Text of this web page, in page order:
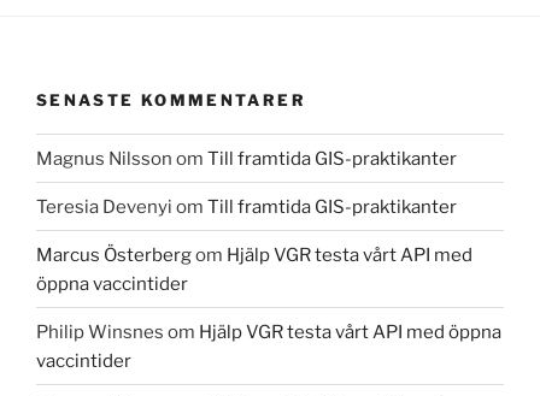
SENASTE KOMMENTARER
Magnus Nilsson om Till framtida GIS-praktikanter
Teresia Devenyi om Till framtida GIS-praktikanter
Marcus Österbergom Hjälp VGR testa vårt API med
öppna vaccintider
Philip Winsnes om Hjälp VGR testa vårt API med öppna
vaccintider